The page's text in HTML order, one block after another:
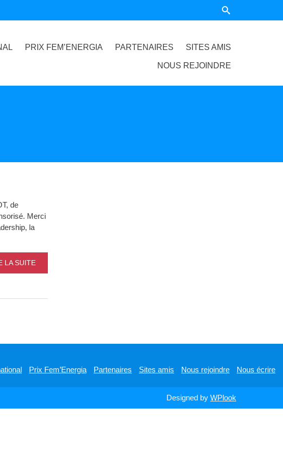
PRIX FEM’ENERGIA PARTENAIRES SITES AMIS
NOUS REJOINDRE
de
Merci
la
LA SUITE
Prix Fem’Energia Partenaires Sites amis Nous rejoindre Nous écrire
Designed byWPlook